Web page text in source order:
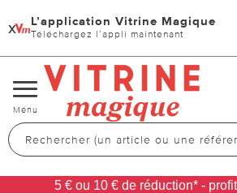
x L’application Vitrine Magique
Téléchargez l’appli maintenant
Changer
de
navigation
Menu
5 € ou 10 € de réduction* -